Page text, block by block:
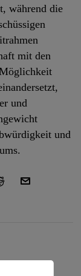
während die
mit den
und
und